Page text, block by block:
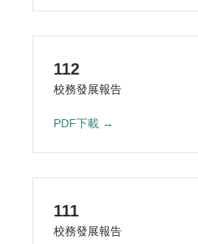
112
校務發展報告
PDF下載 →
111
校務發展報告